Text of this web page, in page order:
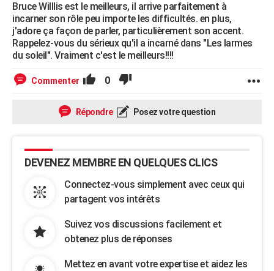
Bruce Willlis est le meilleurs, il arrive parfaitement à
incarner son rôle peu importe les difficultés. en plus,
j'adore ça façon de parler, particulièrement son accent.
Rappelez-vous du sérieux qu'il a incarné dans "Les larmes
du soleil". Vraiment c'est le meilleurs!!!!
Commenter 0
Répondre Posez votre question
DEVENEZ MEMBRE EN QUELQUES CLICS
Connectez-vous simplement avec ceux qui
partagent vos intérêts
Suivez vos discussions facilement et
obtenez plus de réponses
Mettez en avant votre expertise et aidez les